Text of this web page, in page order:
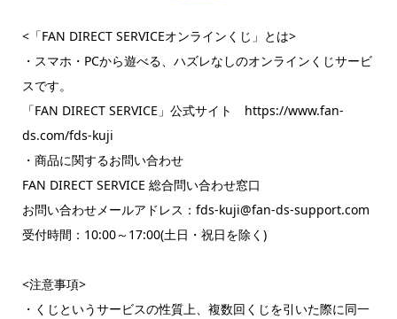
<「FAN DIRECT SERVICEオンラインくじ」とは>
・スマホ・PCから遊べる、ハズレなしのオンラインくじサービ
スです。
「FAN DIRECT SERVICE」公式サイト https://www.fan-
ds.com/fds-kuji
・商品に関するお問い合わせ
FAN DIRECT SERVICE 総合問い合わせ窓口
お問い合わせメールアドレス：‬‬‬‬‬‬‬‬‬‬‬‬‬fds-kuji@fan-ds-support.com‬‬‬
受付時間：10:00～17:00(土日・祝日を除く)
<注意事項>
・くじというサービスの性質上、複数回くじを引いた際に同一